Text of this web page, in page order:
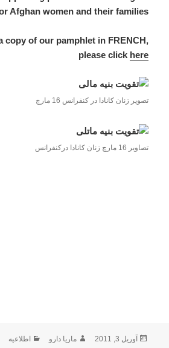
Afghan women and their families.
copy of our pamphlet in FRENCH,
please click here
تصویر زنان کانادا در کنفرانس 16 مارچ
تصاویر 16 مارچ زنان کانادا درکنفرانس
ارسال
آوریل 3, 2011 نویسنده
ماریا دارو دسته‌ها
اطلاعیه